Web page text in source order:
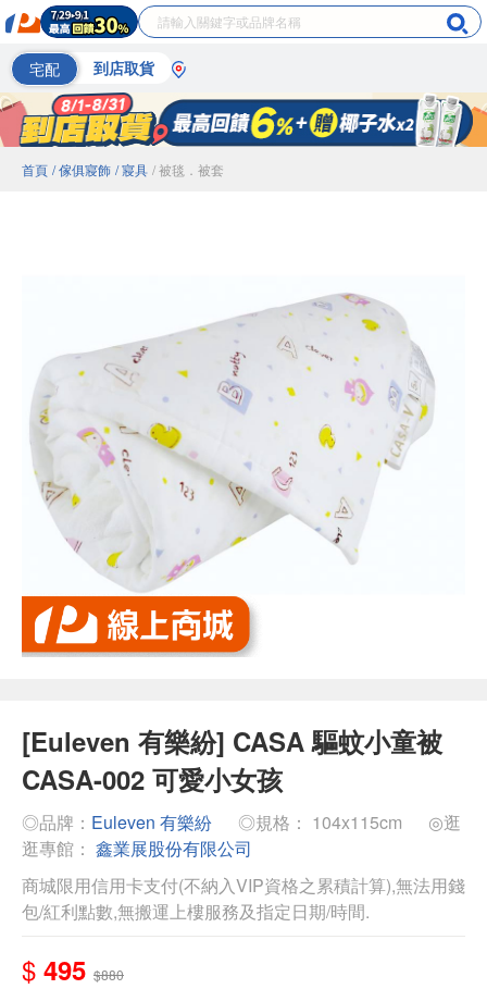
宅配 到店取貨
首頁 / 傢俱寢飾 / 寢具 / 被毯．被套
[Euleven 有樂紛] CASA 驅蚊小童被
CASA-002 可愛小女孩
◎品牌： Euleven 有樂紛 ◎規格： 104x115cm
◎逛
逛專館： 鑫業展股份有限公司
商城限用信用卡支付(不納入VIP資格之累積計算),無法用錢
包/紅利點數,無搬運上樓服務及指定日期/時間.
$ 495 $880